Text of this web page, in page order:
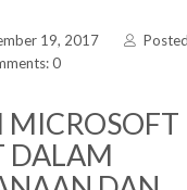
19, 2017
0
MICROSOFT
DALAM